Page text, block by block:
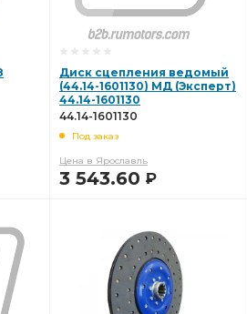
Диск сцепления ведомый
(44.14-1601130) МД (Эксперт)
44.14-1601130
44.14-1601130
Под заказ
Цена в Ярославль
3 543.60 Р